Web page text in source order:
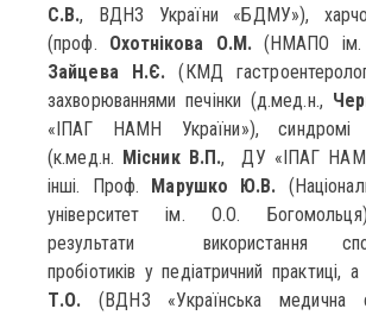
С.В., ВДНЗ України «БДМУ»),
(проф. Охотнікова О.М.(НМАПО ім.
Зайцева Н.Є. (КМД
захворюваннями печінки (д.мед.н.,
«ІПАГ НАМН України»), синдромі
(к.мед.н. Місник В.П., ДУ «ІПАГ
інші. Проф. Марушко Ю.В.
університет ім. О.О.
результати використання
пробіотиків у педіатричний практиці,
Т.О. (ВДНЗ «Українська медична